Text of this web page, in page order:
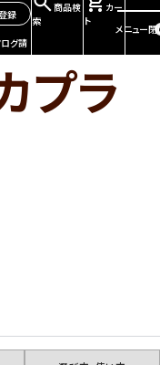
録
グ請
商品検
索
カー
ト
メニュー閉
プラ